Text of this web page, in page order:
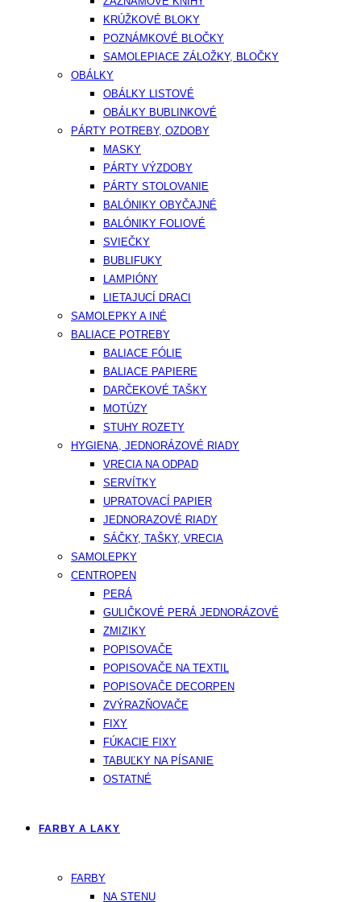
KRÚŽKOVÉ BLOKY
POZNÁMKOVÉ BLOČKY
SAMOLEPIACE ZÁLOŽKY, BLOČKY
OBÁLKY
OBÁLKY LISTOVÉ
OBÁLKY BUBLINKOVÉ
PÁRTY POTREBY, OZDOBY
MASKY
PÁRTY VÝZDOBY
PÁRTY STOLOVANIE
BALÓNIKY OBYČAJNÉ
BALÓNIKY FOLIOVÉ
SVIEČKY
BUBLIFUKY
LAMPIÓNY
LIETAJUCÍ DRACI
SAMOLEPKY A INÉ
BALIACE POTREBY
BALIACE FÓLIE
BALIACE PAPIERE
DARČEKOVÉ TAŠKY
MOTÚZY
STUHY ROZETY
HYGIENA, JEDNORÁZOVÉ RIADY
VRECIA NA ODPAD
SERVÍTKY
UPRATOVACÍ PAPIER
JEDNORAZOVÉ RIADY
SÁČKY, TAŠKY, VRECIA
SAMOLEPKY
CENTROPEN
PERÁ
GULIČKOVÉ PERÁ JEDNORÁZOVÉ
ZMIZIKY
POPISOVAČE
POPISOVAČE NA TEXTIL
POPISOVAČE DECORPEN
ZVÝRAZŇOVAČE
FIXY
FÚKACIE FIXY
TABUĽKY NA PÍSANIE
OSTATNÉ
FARBY A LAKY
FARBY
NA STENU